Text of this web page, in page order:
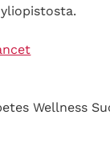
Wellness